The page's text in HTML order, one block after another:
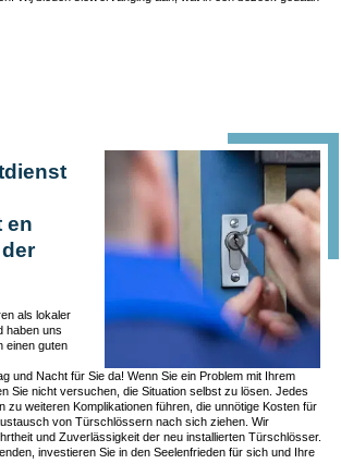
en
als lokaler
haben uns
einen guten
und Nacht für Sie da! Wenn Sie ein Problem mit Ihrem
Sie nicht versuchen, die Situation selbst zu lösen. Jedes
zu weiteren Komplikationen führen, die unnötige Kosten für
von Türschlössern nach sich ziehen. Wir
und Zuverlässigkeit der neu installierten Türschlösser.
investieren Sie in den Seelenfrieden für sich und Ihre